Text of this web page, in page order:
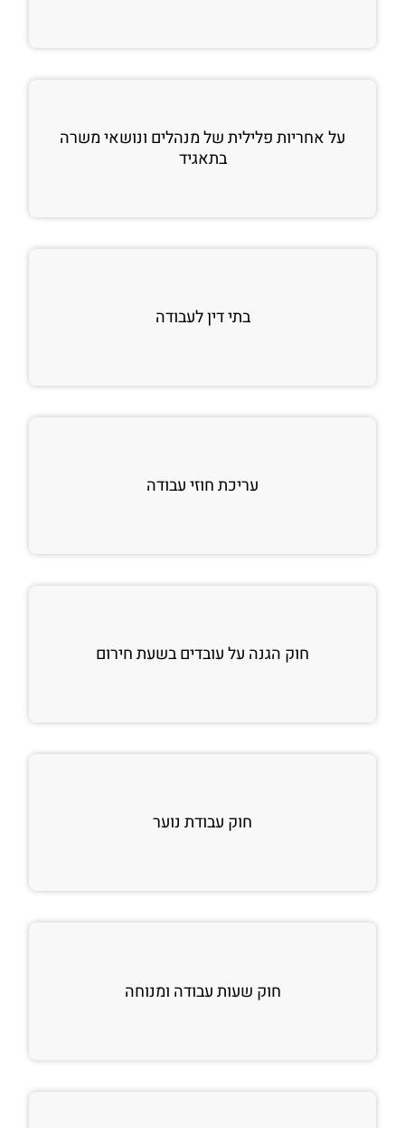
על אחריות פלילית של מנהלים ונושאי משרה
בתאגיד
בתי דין לעבודה
עריכת חוזי עבודה
חוק הגנה על עובדים בשעת חירום
חוק עבודת נוער
חוק שעות עבודה ומנוחה